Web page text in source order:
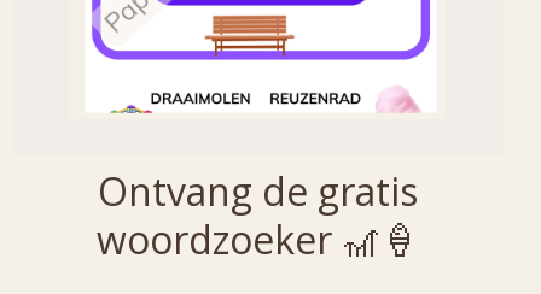
Ontvang de gratis
woordzoeker 🎢🍦